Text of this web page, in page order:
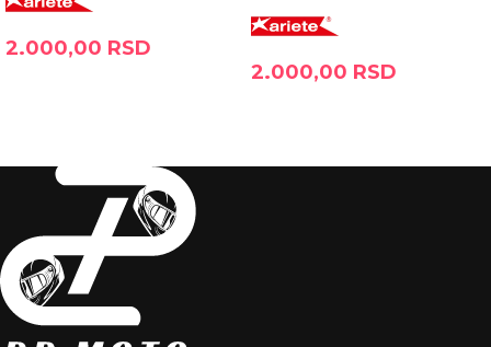
2.000,00 RSD
2.000,00 RSD